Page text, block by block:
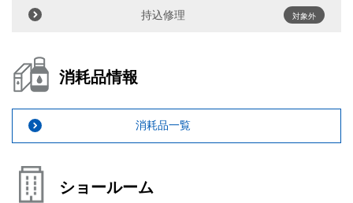
持込修理 対象外
消耗品情報
消耗品一覧
ショールーム